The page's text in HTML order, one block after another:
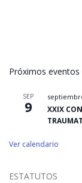
Próximos eventos
SEP
9
XXIX
Ver calendario
ESTATUTOS